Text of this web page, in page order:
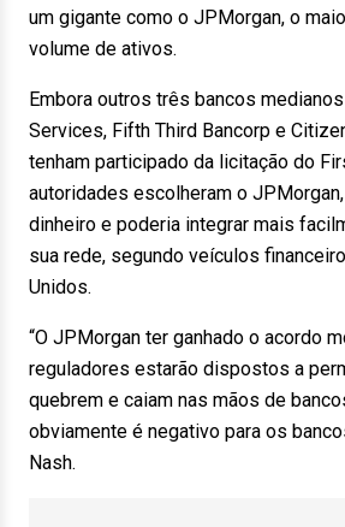
um gigante como o JPMorgan, o
volume de ativos.
Embora outros três bancos
Services, Fifth Third Bancorp e
tenham participado da licitação do
autoridades escolheram o
dinheiro e poderia integrar mais
sua rede, segundo veículos
Unidos.
“O JPMorgan ter ganhado o acordo
reguladores estarão dispostos a
quebrem e caiam nas mãos de
obviamente é negativo para os
Nash.